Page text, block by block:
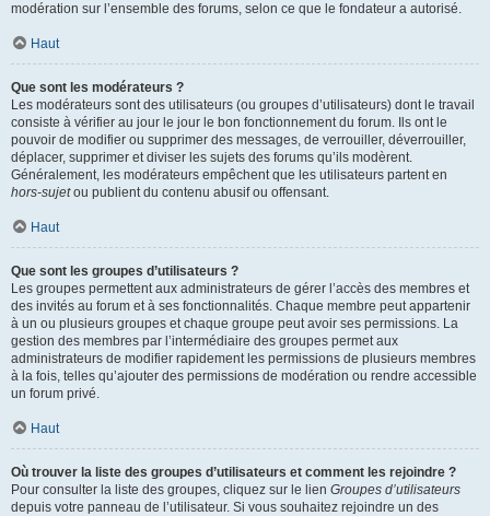
modération sur l’ensemble des forums, selon ce que le fondateur a autorisé.
Haut
Que sont les modérateurs ?
Les modérateurs sont des utilisateurs (ou groupes d’utilisateurs) dont le travail
consiste à vérifier au jour le jour le bon fonctionnement du forum. Ils ont le
pouvoir de modifier ou supprimer des messages, de verrouiller, déverrouiller,
déplacer, supprimer et diviser les sujets des forums qu’ils modèrent.
Généralement, les modérateurs empêchent que les utilisateurs partent en
hors-sujetou publient du contenu abusif ou offensant.
Haut
Que sont les groupes d’utilisateurs ?
Les groupes permettent aux administrateurs de gérer l’accès des membres et
des invités au forum et à ses fonctionnalités. Chaque membre peut appartenir
à un ou plusieurs groupes et chaque groupe peut avoir ses permissions. La
gestion des membres par l’intermédiaire des groupes permet aux
administrateurs de modifier rapidement les permissions de plusieurs membres
à la fois, telles qu’ajouter des permissions de modération ou rendre accessible
un forum privé.
Haut
Où trouver la liste des groupes d’utilisateurs et comment les rejoindre ?
Pour consulter la liste des groupes, cliquez sur le lien Groupes d’utilisateurs
depuis votre panneau de l’utilisateur. Si vous souhaitez rejoindre un des